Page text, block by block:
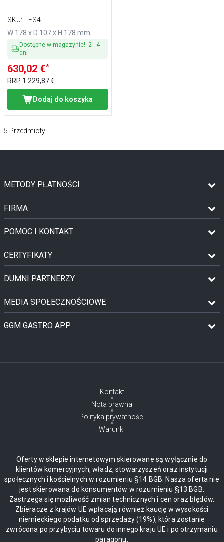
SKU: TFS4
W 178 x D 107 x H 178 mm
Dostępne w magazynie!: 2 - 4
dni
630,02 €*
RRP 1.229,87 €
Dodaj do koszyka
5 Przedmioty
METODY PŁATNOŚCI
FIRMA
POMOC I KONTAKT
CERTYFIKATY
DUMNI PARTNERZY
MEDIA SPOŁECZNOŚCIOWE
GGM GASTRO APP
Kontakt
Nota prawna
Polityka prywatności
Warunki
Oferty w sklepie internetowym skierowane są wyłącznie do
klientów komercyjnych, władz, stowarzyszeń oraz instytucji
społecznych i kościelnych w rozumieniu §14 BGB. Nasza oferta nie
jest skierowana do konsumentów w rozumieniu §13 BGB.
Zastrzega się możliwość zmian technicznych i cen oraz błędów.
Zbieracze z krajów UE wpłacają również kaucję w wysokości
niemieckiego podatku od sprzedaży (19%), która zostanie
zwrócona po przybyciu towaru do innego kraju UE i po otrzymaniu
paragonu.